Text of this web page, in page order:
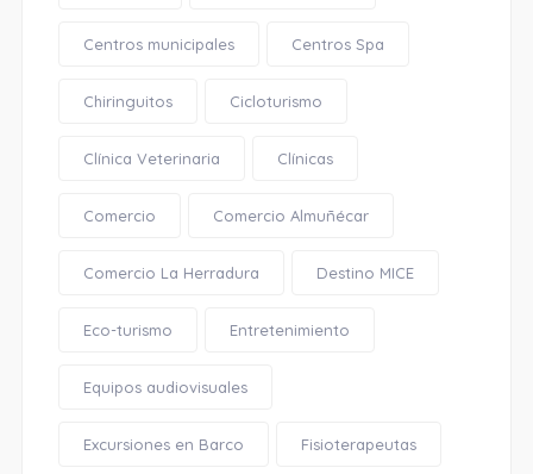
Centros municipales Centros Spa
Chiringuitos Cicloturismo
Clínica Veterinaria Clínicas
Comercio Comercio Almuñécar
Comercio La Herradura Destino MICE
Eco-turismo Entretenimiento
Equipos audiovisuales
Excursiones en Barco Fisioterapeutas